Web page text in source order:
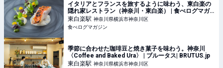
イタリアとフランスを旅するように味わう、東白楽の
隠れ家レストラン（神奈川・東白楽） | 食べログマガ
ジン
東白楽駅 神奈川県横浜市神奈川区
食べログマガジン
季節に合わせた珈琲豆と焼き菓子を味わう。神奈川
〈Coffee and Baked Ura〉 | ブルータス| BRUTUS.jp
東白楽駅 神奈川県横浜市神奈川区